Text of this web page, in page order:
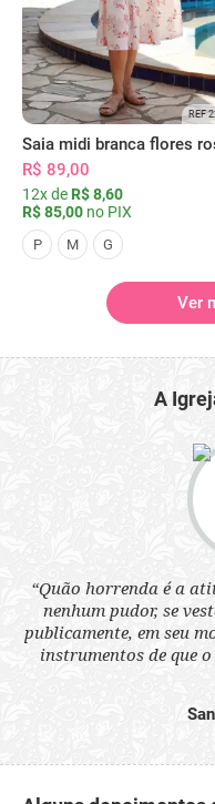
REF
R$ 89,00
12x de R$ 8,60
R$ 85,00 no PIX
P M G
Ver
A
“Quão horrenda é a
nenhum pudor, se
publicamente, em seu
instrumentos de que